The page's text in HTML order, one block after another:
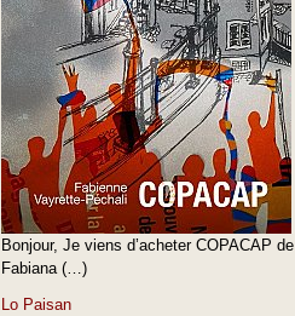
Bonjour, Je viens d’acheter COPACAP de
Fabiana (…)
Lo Paisan